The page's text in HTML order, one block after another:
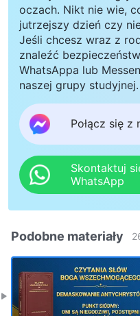
oczach. Nikt nie wie,
jutrzejszy dzień czy
Jeśli chcesz wraz z
znaleźć
WhatsAppa lub
naszej grupy
Połącz się z
Skontaktuj
WhatsApp
Podobne materiały